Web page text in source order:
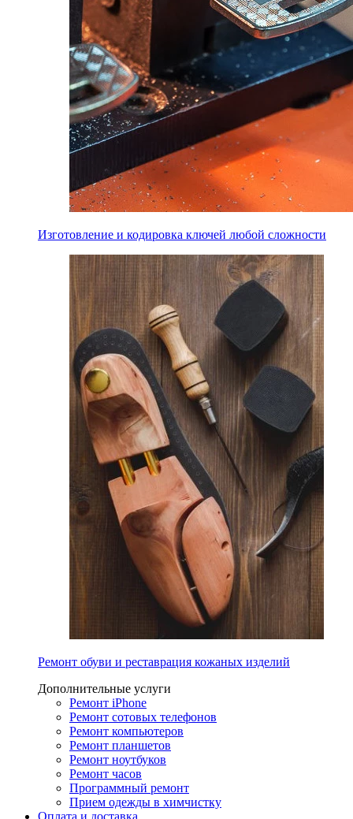
Изготовление и кодировка ключей любой сложности
Ремонт обуви и реставрация кожаных изделий
Дополнительные услуги
Ремонт iPhone
Ремонт сотовых телефонов
Ремонт компьютеров
Ремонт планшетов
Ремонт ноутбуков
Ремонт часов
Программный ремонт
Прием одежды в химчистку
Оплата и доставка